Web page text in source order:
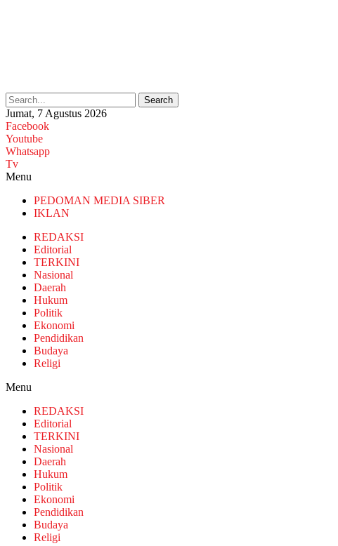
Search
Jumat, 7 Agustus 2026
Facebook
Youtube
Whatsapp
Tv
Menu
PEDOMAN MEDIA SIBER
IKLAN
REDAKSI
Editorial
TERKINI
Nasional
Daerah
Hukum
Politik
Ekonomi
Pendidikan
Budaya
Religi
Menu
REDAKSI
Editorial
TERKINI
Nasional
Daerah
Hukum
Politik
Ekonomi
Pendidikan
Budaya
Religi